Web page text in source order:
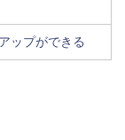
ップができる